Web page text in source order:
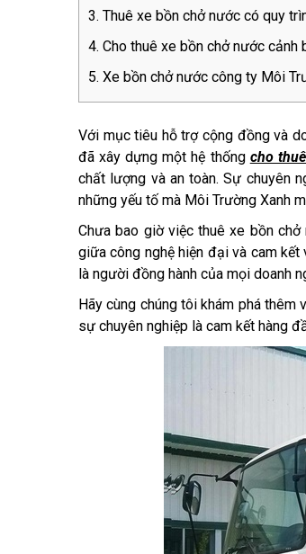
Thuê xe bồn chở nước có quy
Cho thuê xe bồn chở nước
Xe bồn chở nước công ty Môi
Với mục tiêu hỗ trợ cộng đồng và
đã xây dựng một hệ thống cho
chất lượng và an toàn. Sự chuyên
những yếu tố mà Môi Trường Xanh
Chưa bao giờ việc thuê xe bồn
giữa công nghệ hiện đại và cam
là người đồng hành của mọi doanh
Hãy cùng chúng tôi khám phá
sự chuyên nghiệp là cam kết hàng